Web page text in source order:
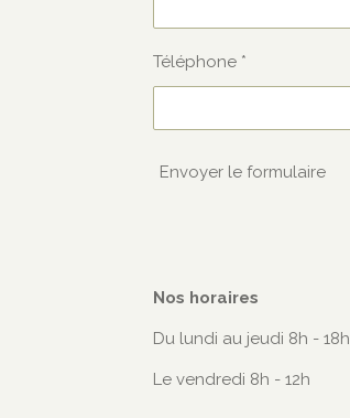
Téléphone *
Envoyer le formulaire
Nos horaires
Du lundi au jeudi 8h - 18h
Le vendredi 8h - 12h